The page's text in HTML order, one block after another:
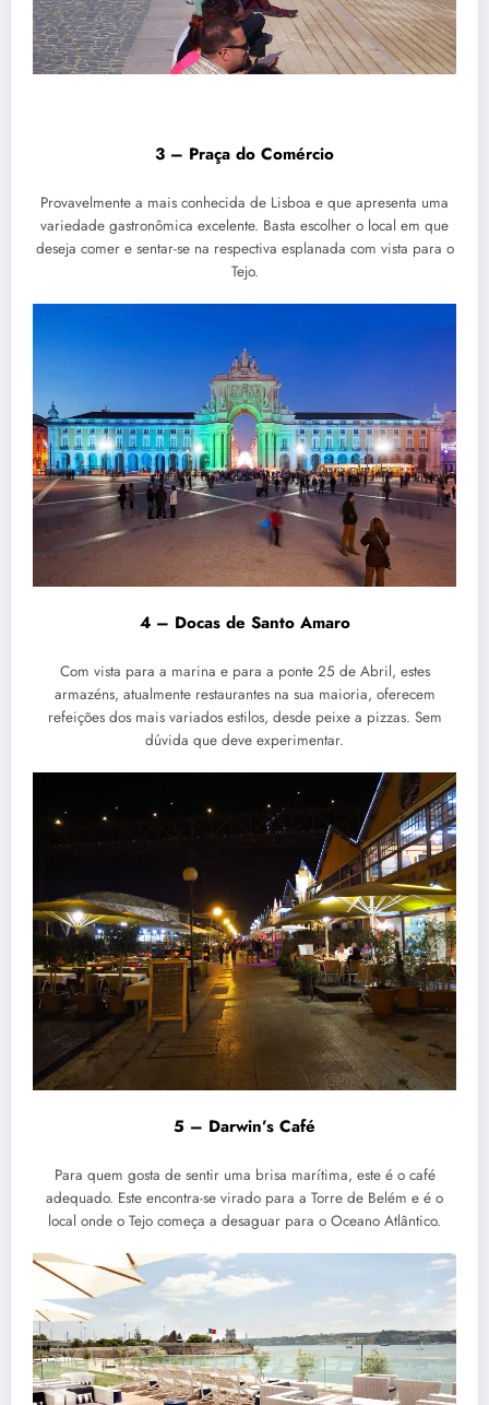
3 – Praça do Comércio
Provavelmente a mais conhecida de Lisboa e que apresenta uma
variedade gastronômica excelente. Basta escolher o local em que
deseja comer e sentar-se na respectiva esplanada com vista para o
Tejo.
4 – Docas de Santo Amaro
Com vista para a marina e para a ponte 25 de Abril, estes
armazéns, atualmente restaurantes na sua maioria, oferecem
refeições dos mais variados estilos, desde peixe a pizzas. Sem
dúvida que deve experimentar.
5 – Darwin’s Café
Para quem gosta de sentir uma brisa marítima, este é o café
adequado. Este encontra-se virado para a Torre de Belém e é o
local onde o Tejo começa a desaguar para o Oceano Atlântico.